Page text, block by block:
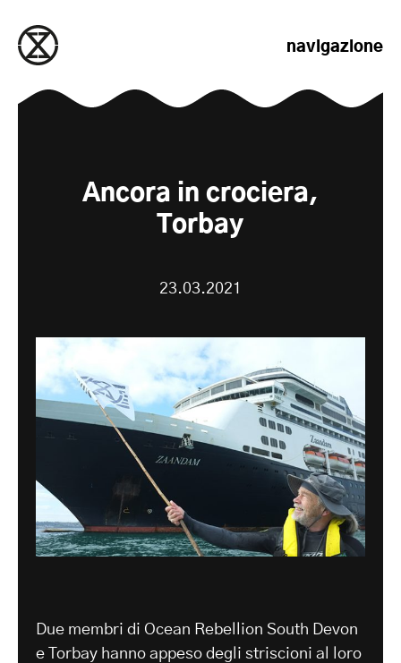
navigazione
Ancora in crociera,
Torbay
23.03.2021
Due membri di Ocean Rebellion South Devon
e Torbay hanno appeso degli striscioni al loro